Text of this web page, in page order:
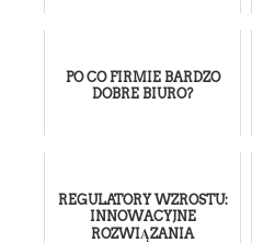
PO CO FIRMIE BARDZO
DOBRE BIURO?
REGULATORY WZROSTU:
INNOWACYJNE
ROZWIĄZANIA